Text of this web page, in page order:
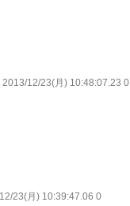
2013/12/23(月) 10:48:07.23 0
23(月) 10:39:47.06 0